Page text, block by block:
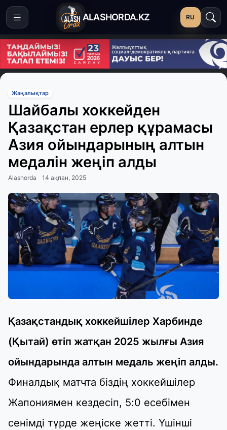
ALASHORDA.KZ RU
Жаңалықтар
Шайбалы хоккейден
Қазақстан ерлер құрамасы
Азия ойындарының алтын
медалін жеңіп алды
Alashorda 14 ақпан, 2025
Қазақстандық хоккейшілер Харбинде
(Қытай) өтіп жатқан 2025 жылғы Азия
ойындарында алтын медаль жеңіп алды.
Финалдық матчта біздің хоккейшілер
Жапониямен кездесіп, 5:0 есебімен
сенімді түрде жеңіске жетті. Үшінші